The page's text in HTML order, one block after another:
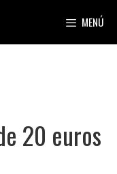
MENÚ
20 euros